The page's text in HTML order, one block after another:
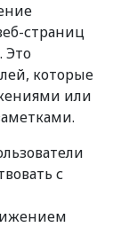
страниц
Это
которые
или
с